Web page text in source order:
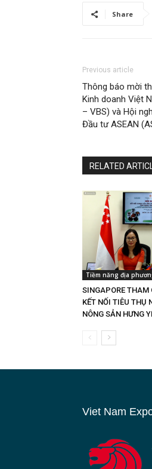
Share
Previous article
Thông báo mời
Kinh doanh Việt
– VBS) và Hội
Đầu tư ASEAN
RELATED
Tiềm năng địa
SINGAPORE THAM
KẾT NỐI TIÊU THỤ
NÔNG SẢN HƯNG
Viet Nam